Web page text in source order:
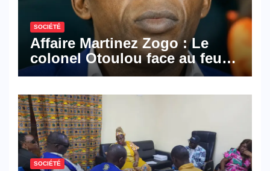
SOCIÉTÉ
Affaire Martinez Zogo : Le
colonel Otoulou face au feu
croisé des avocats de la
SOCIÉTÉ